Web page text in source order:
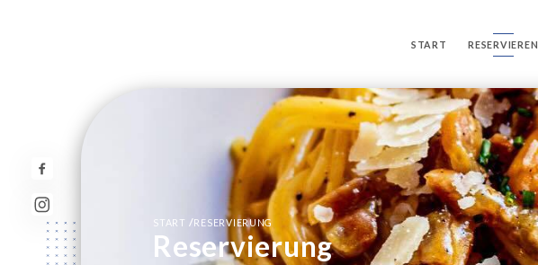
START RESERVIEREN
START /RESERVIERUNG
Reservierung